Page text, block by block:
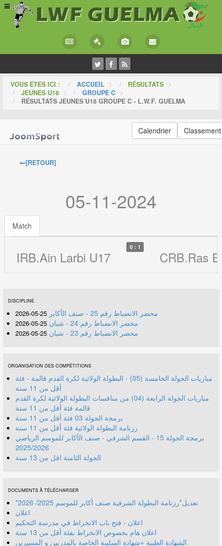
VOUS ÊTES ICI : ACCUEIL > RÉSULTATS >
JEUNES U18 > GROUPE C >
RÉSULTATS JEUNES U18 GROUPE C - L.W.F. GUELMA
Calendrier Classement
[RETOUR]
05-11-2024
Match
IRB.Ain Larbi U17
0 : 1
CRB.Ras
DISCIPLINE
محضر الانضباط رقم 25 - صنف الأكابر 25-05-2026
محضر الانضباط رقم 24 - شبان 25-05-2026
محضر الانضباط رقم 23 - شبان 25-05-2026
ORGANISATION DES COMPÉTITIONS
مباريات الجولة الخامسة (05) - البطولة الولائية لكرة القدم قالمة - فئة
أقل من 11 سنة
مباريات الجولة الرابعة (04) من منافسات البطولة الولائية لكرة القدم
قالمة فئة أقل من 11 سنة
برمجة الجولة 03 فئة أقل من 11 سنة
رزنامة البطولة الولائية فئة أقل من 11 سنة
برمجة الجولة 15 - القسم الشرفي - صنف الأكابر للموسم الرياضي
2025/2026
الجولة الثامنة اقل من 13 سنة
DOCUMENTS À TÉLÉCHARGER
*تعديل*رزنامة البطولة الشرفية صنف أكابر للموسم 2025/ 2026
اعلان
اعلان - فتح باب الانخراط في مدرسة التحكيم
اعلان هام بخصوص الانخراط بفئة أقل من 13 سنة
الشهادة الطبية +شهادة السلبية الخاصة بالمدربين و المسيرين